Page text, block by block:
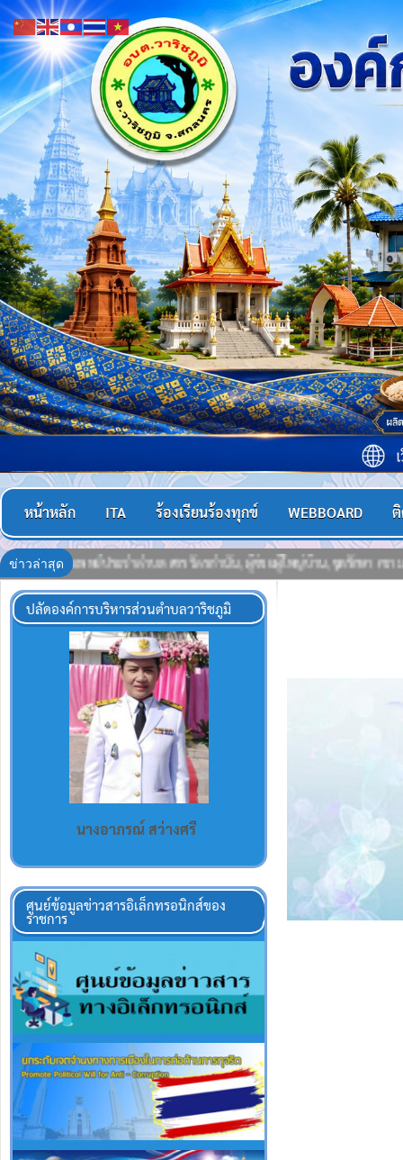
หน้าหลัก ITA ร้องเรียนร้องทุกข์ WEBBOARD
ข่าวล่าสุด
ษา ความปลอดภัยหมู่บ้าน (ชรบ.), อาสาสมัครสาธารณสุขประจำหมู่บ้าน
ปลัดองค์การบริหารส่วนตำบลวาริชภูมิ
นางอาภรณ์ สว่างศรี
ศูนย์ข้อมูลข่าวสารอิเล็กทรอนิกส์ของ
ราชการ